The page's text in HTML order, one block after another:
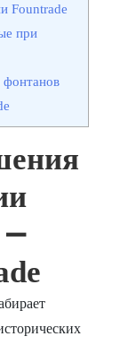
Fountrade
при
фонтанов
⎼